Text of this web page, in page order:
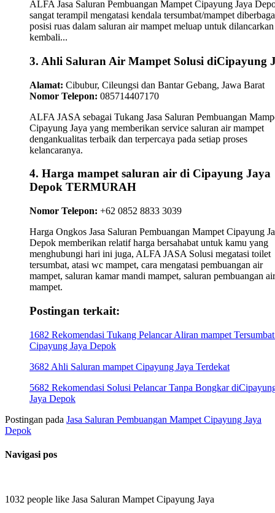
ALFA Jasa Saluran Pembuangan Mampet Cipayung Jaya
sangat terampil mengatasi kendala tersumbat/mampet
posisi ruas dalam saluran air mampet meluap untuk dilancarkan
kembali...
3. Ahli Saluran Air Mampet Solusi diCipayung
Alamat: Cibubur, Cileungsi dan Bantar Gebang, Jawa Barat
Nomor Telepon: 085714407170
ALFA JASA sebagai Tukang Jasa Saluran Pembuangan
Cipayung Jaya yang memberikan service saluran air mampet
dengankualitas terbaik dan terpercaya pada setiap proses
kelancaranya.
4. Harga mampet saluran air di Cipayung Jaya
Depok TERMURAH
Nomor Telepon: +62 0852 8833 3039
Harga Ongkos Jasa Saluran Pembuangan Mampet Cipayung
Depok memberikan relatif harga bersahabat untuk kamu yang
menghubungi hari ini juga, ALFA JASA Solusi megatasi toilet
tersumbat, atasi wc mampet, cara mengatasi pembuangan air
mampet, saluran kamar mandi mampet, saluran pembuangan air
mampet.
Postingan terkait:
1682 Rekomendasi Tukang Pelancar Aliran mampet
Cipayung Jaya Depok
3682 Ahli Saluran mampet Cipayung Jaya Terdekat
5682 Rekomendasi Solusi Pelancar Tanpa Bongkar
Jaya Depok
Postingan pada Jasa Saluran Pembuangan Mampet Cipayung Jaya
Depok
Navigasi pos
1032 people like Jasa Saluran Mampet Cipayung Jaya